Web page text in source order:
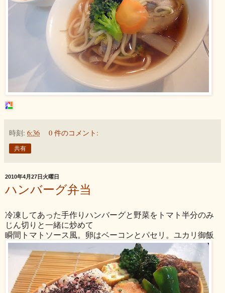
時刻: 6:36 0 件のコメント:
共有
2010年4月27日火曜日
ハンバーグ弁当
冷凍してあった手作りハンバーグと野菜をトマト半分のみ
じん切りと一緒に炒めて
瞬間トマトソース風。卵はベーコンとパセリ。ユカリ御飯